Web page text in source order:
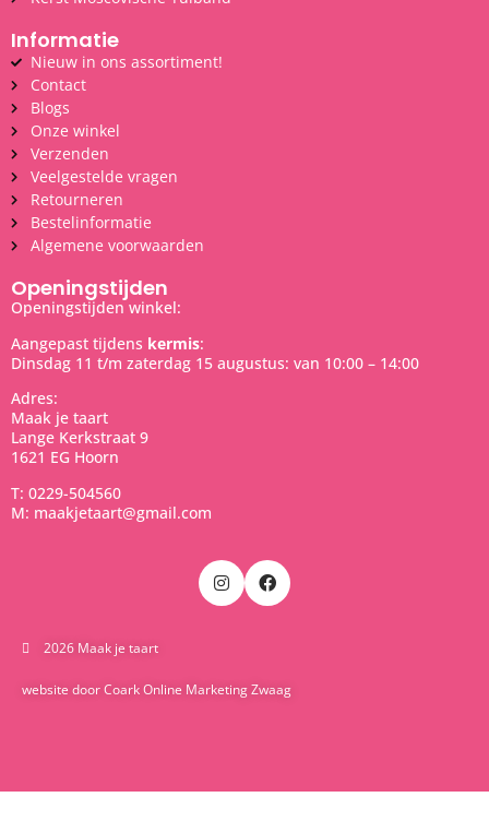
Informatie
Nieuw in ons assortiment!
Contact
Blogs
Onze winkel
Verzenden
Veelgestelde vragen
Retourneren
Bestelinformatie
Algemene voorwaarden
Openingstijden
Openingstijden winkel:
Aangepast tijdens kermis:
Dinsdag 11 t/m zaterdag 15 augustus: van 10:00 – 14:00
Adres:
Maak je taart
Lange Kerkstraat 9
1621 EG Hoorn
T: 0229-504560
M: maakjetaart@gmail.com
2026 Maak je taart
website door Coark Online Marketing Zwaag